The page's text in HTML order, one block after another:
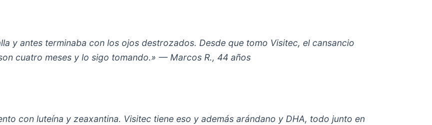
y antes terminaba con los ojos destrozados. Desde que tomo Visitec, el cansancio
cuatro meses y lo sigo tomando.» — Marcos R., 44 años
con luteína y zeaxantina. Visitec tiene eso y además arándano y DHA, todo junto en